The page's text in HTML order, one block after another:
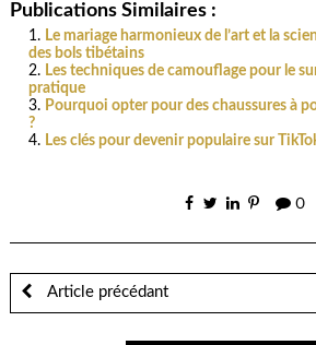
Publications Similaires :
Le mariage harmonieux de l’art et la
des bols tibétains
Les techniques de camouflage pour le
pratique
Pourquoi opter pour des chaussures à
?
Les clés pour devenir populaire sur
0
Article précédant